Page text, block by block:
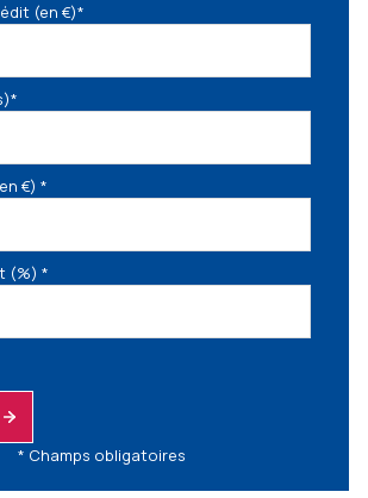
(en €)*
€) *
(%) *
* Champs obligatoires